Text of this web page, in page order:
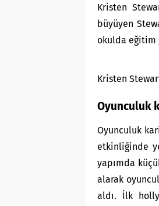
Kristen
büyüyen
okulda eğitim
Kristen
Oyunculuk
Oyunculuk
etkinliğinde
yapımda
alarak
aldı. İlk